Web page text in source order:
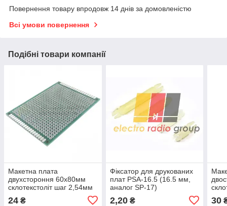
Повернення товару впродовж 14 днів за домовленістю
Всі умови повернення
Подібні товари компанії
Макетна плата
двухстороння 60х80мм
склотекстоліт шаг 2,54мм
24 ₴
Фіксатор для друкованих
плат PSA-16.5 (16.5 мм,
аналог SP-17)
2,20₴ 30